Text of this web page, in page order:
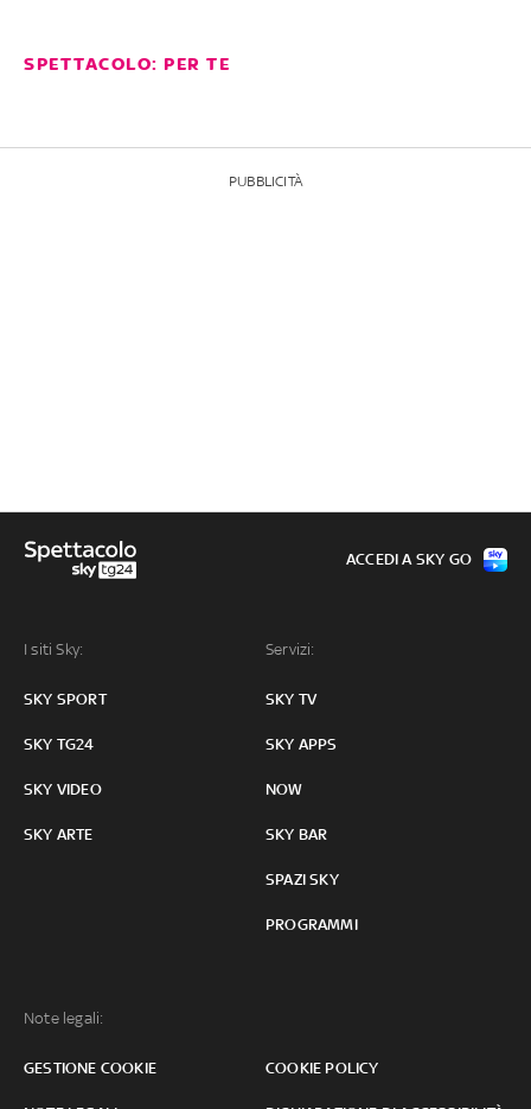
SPETTACOLO: PER TE
PUBBLICITÀ
I siti Sky:
SKY SPORT
SKY TG24
SKY VIDEO
SKY ARTE
Servizi:
SKY TV
SKY APPS
NOW
SKY BAR
SPAZI SKY
PROGRAMMI
Note legali:
GESTIONE COOKIE COOKIE POLICY
ACCEDI A SKY GO